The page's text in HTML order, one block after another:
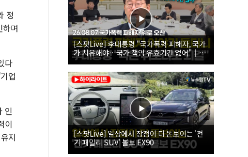
정
며
다
업
인
이
지
[스팟Live] 李대통령 "국가폭력 피해자, 국가
가 치유해야…국가 책임 유효기간 없어"｜
26.08.07 국가폭력 피해자 위로 오찬
[스팟Live] 일상에서 장점이 더 돋보이는 '전
기 패밀리 SUV' 볼보 EX90